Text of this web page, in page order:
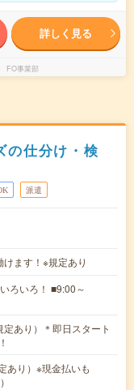
詳しく見る
FO事業部
の仕分け・検
派遣
ます！※規定あり
ろいろ！ ■9:00～
定あり）＊即日スタート
り）※現金払いも